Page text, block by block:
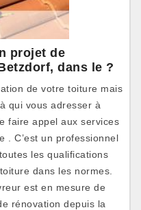
projet de
dans le ?
de votre toiture mais
qui vous adresser à
faire appel aux services
. C’est un professionnel
les qualifications
dans les normes.
est en mesure de
rénovation depuis la